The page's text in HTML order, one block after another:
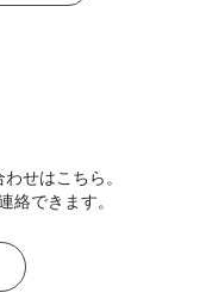
せはこちら。
絡できます。